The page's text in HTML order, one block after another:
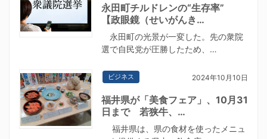
永田町チルドレンの“生存率”
【政眼鏡（せいがんき…
永田町の光景が一変した。先の衆院
選で自民党が圧勝したため、…
ビジネス 2024年10月10日
福井県が「美食フェア」、10月31
日まで 若狭牛、…
福井県は、県の食材を使ったメニュ